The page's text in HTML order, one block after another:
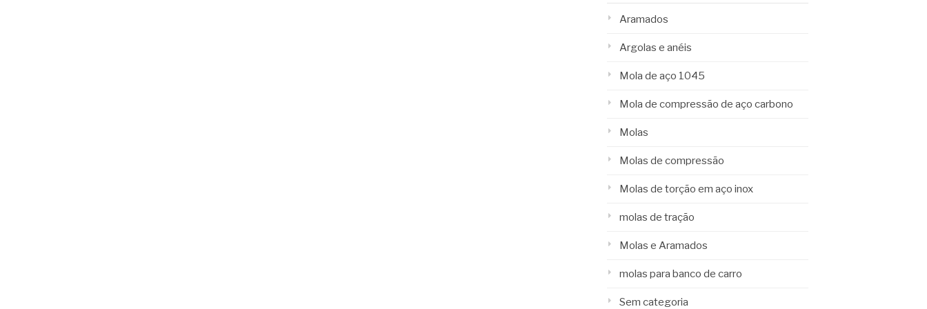
Aramados
Argolas e anéis
Mola de aço 1045
Mola de compressão de aço carbono
Molas
Molas de compressão
Molas de torção em aço inox
molas de tração
Molas e Aramados
molas para banco de carro
Sem categoria